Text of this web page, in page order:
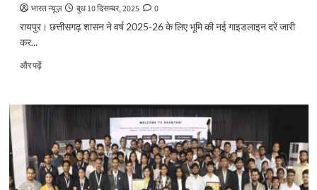
पढ़ें
भारत न्यूज़ बुध 10 दिसम्बर, 2025
0
रायपुर। छत्तीसगढ़ शासन ने वर्ष 2025-26 के लिए भूमि की नई गाइडलाइन दरें जारी
कर...
और पढ़ेंछत्तीसगढ़
गाइडलाइन
ग्रामीण
और
शहरी